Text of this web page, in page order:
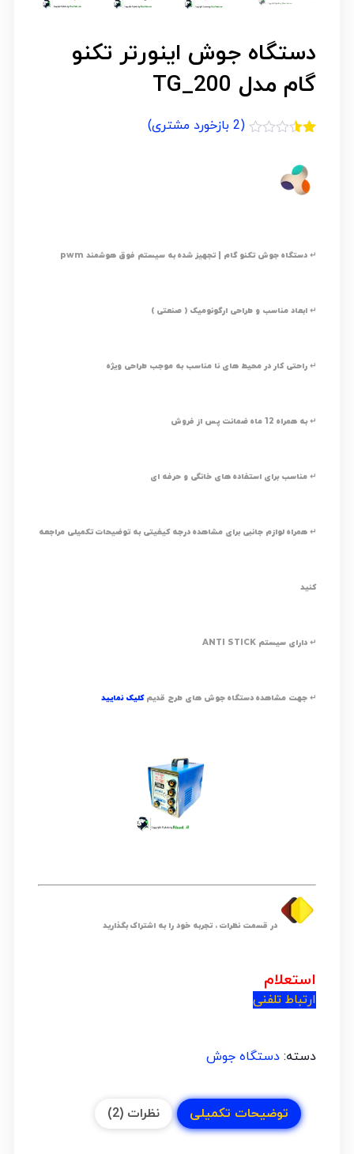
دستگاه جوش اینورتر تکنو
گام مدل TG_200
از
5
در
(
2 بازخورد مشتری)
↵ دستگاه جوش تکنو گام | تجهیز شده به سیستم فوق هوشمند pwm
↵ ابعاد مناسب و طراحی ارگونومیک ( صنعتی )
↵ راحتی کار در محیط های نا مناسب به موجب طراحی ویژه
↵ به همراه 12 ماه ضمانت پس از فروش
↵ مناسب برای استفاده های خانگی و حرفه ای
↵ همراه لوازم جانبی برای مشاهده درجه کیفیتی به توضیحات تکمیلی مراجعه
کنید
↵ دارای سیستم ANTI STICK
↵ جهت مشاهده دستگاه جوش های طرح قدیمکلیک نمایید
در قسمت نظرات ، تجربه خود را به اشتراک بگذارید
استعلام
ارتباط تلفنی
دسته: دستگاه جوش
توضیحات تکمیلی نظرات (2)